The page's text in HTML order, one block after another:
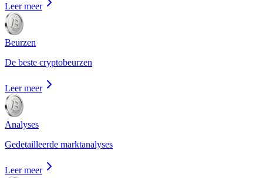
Leer meer
Beurzen
De beste cryptobeurzen
Leer meer
Analyses
Gedetailleerde marktanalyses
Leer meer